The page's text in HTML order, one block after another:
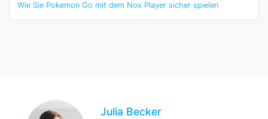
Wie Sie Pokemon Go mit dem Nox Player sicher spielen
Julia Becker